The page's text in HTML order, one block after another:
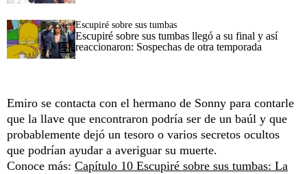
Escupiré sobre sus tumbas
Escupiré sobre sus tumbas llegó a su final y así
reaccionaron: Sospechas de otra temporada
Emiro se contacta con el hermano de Sonny para contarle
que la llave que encontraron podría ser de un baúl y que
probablemente dejó un tesoro o varios secretos ocultos
que podrían ayudar a averiguar su muerte.
Conoce más: Capítulo 10 Escupiré sobre sus tumbas: La